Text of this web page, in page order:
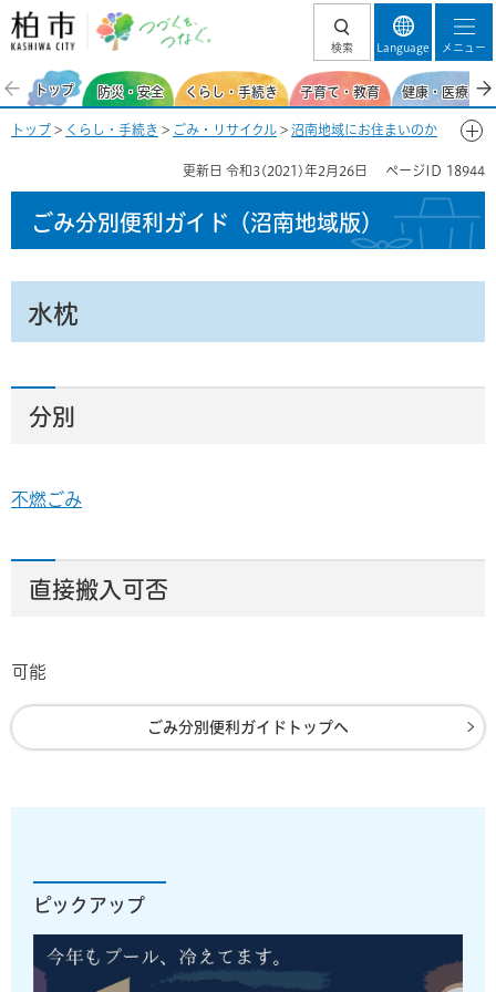
柏市 つづくを、
検索 Language メニュー
トップ 防災・安全 くらし・手続き 子育て・教育 健康・医療・
トップ > くらし・手続き > ごみ・リサイクル > 沼南地域にお住まいのか
更新日 令和3(2021)年2月26日 ページID 18944
ごみ分別便利ガイド （沼南地域版）
水枕
分別
不燃ごみ
直接搬入可否
可能
ごみ分別便利ガイドトップへ
ピックアップ